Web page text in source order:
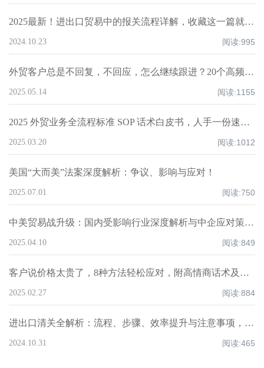
2025最新！进出口贸易中的报关流程详解，收藏这一篇就够了！
2024.10.23 阅读:995
外贸客户总是不回复，不回应，怎么继续跟进？20个高频场景实操指南！
2025.05.14 阅读:1155
2025 外贸业务全流程标准 SOP 话术白皮书，人手一份速领！
2025.03.20 阅读:1012
美国“大而美”法案深度解析：争议、影响与应对！
2025.07.01 阅读:750
中美贸易战升级：国内受影响行业深度解析与中企应对策略！
2025.04.10 阅读:849
客户说价格太贵了，8种方法轻松应对，附高情商话术及案例！
2025.02.27 阅读:884
进出口清关全解析：流程、步骤、效率提升与注意事项，超全知识点汇总！
2024.10.31 阅读:465